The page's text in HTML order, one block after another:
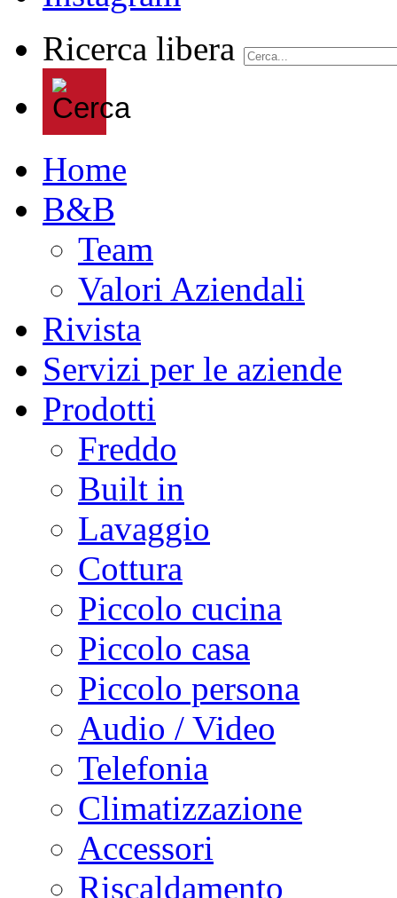
Ricerca libera
Home
B&B
Team
Valori Aziendali
Rivista
Servizi per le aziende
Prodotti
Freddo
Built in
Lavaggio
Cottura
Piccolo cucina
Piccolo casa
Piccolo persona
Audio / Video
Telefonia
Climatizzazione
Accessori
Riscaldamento